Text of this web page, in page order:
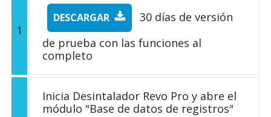
1
DESCARGAR
30 días de versión
de prueba con las funciones al
completo
Inicia Desintalador Revo Pro y abre el
módulo "Base de datos de registros"